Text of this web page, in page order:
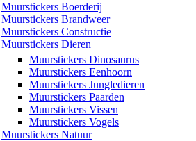
Muurstickers Boerderij
Muurstickers Brandweer
Muurstickers Constructie
Muurstickers Dieren
Muurstickers Dinosaurus
Muurstickers Eenhoorn
Muurstickers Jungledieren
Muurstickers Paarden
Muurstickers Vissen
Muurstickers Vogels
Muurstickers Natuur